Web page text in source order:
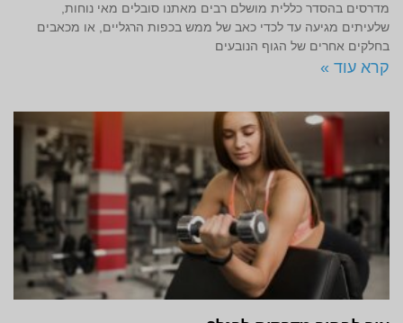
מדרסים בהסדר כללית מושלם רבים מאתנו סובלים מאי נוחות,
שלעיתים מגיעה עד לכדי כאב של ממש בכפות הרגליים, או מכאבים
בחלקים אחרים של הגוף הנובעים
קרא עוד »